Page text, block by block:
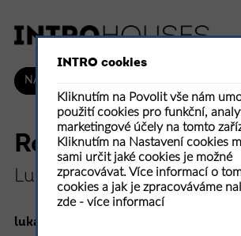
INTRO cookies
Kliknutím na Povolit vše nám
použití cookies pro funkční,
marketingové účely na tomto
Kliknutím na Nastavení cookies
sami určit jaké cookies je možné
zpracovávat. Více informací o
cookies a jak je zpracováváme
zde - více informací
NÁKUP
Rodinný dům
Lukáš Ildža architekti
lukasildza.sk